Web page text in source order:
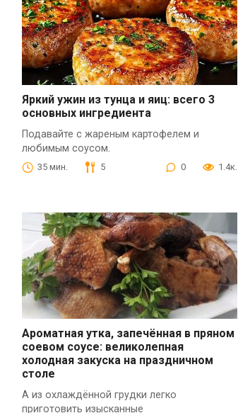
Яркий ужин из тунца и яиц: всего 3
основных ингредиента
Подавайте с жареным картофелем и
любимым соусом.
35 мин. 5 0 1.4к.
Ароматная утка, запечённая в пряном
соевом соусе: великолепная
холодная закуска на праздничном
столе
А из охлаждённой грудки легко
приготовить изысканные